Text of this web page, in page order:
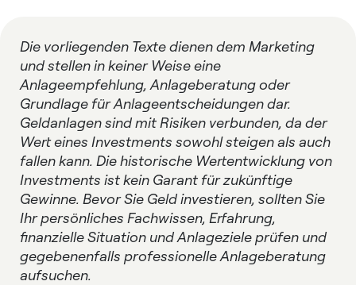
Die vorliegenden Texte dienen dem Marketing
und stellen in keiner Weise eine
Anlageempfehlung, Anlageberatung oder
Grundlage für Anlageentscheidungen dar.
Geldanlagen sind mit Risiken verbunden, da der
Wert eines Investments sowohl steigen als auch
fallen kann. Die historische Wertentwicklung von
Investments ist kein Garant für zukünftige
Gewinne. Bevor Sie Geld investieren, sollten Sie
Ihr persönliches Fachwissen, Erfahrung,
finanzielle Situation und Anlageziele prüfen und
gegebenenfalls professionelle Anlageberatung
aufsuchen.